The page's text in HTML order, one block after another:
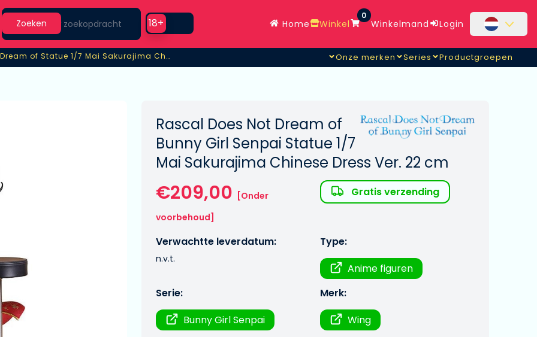
Search
Zoeken
Use setting
18+ Home Winkel
0
Winkelmand Login
of Statue 1/7 Mai Sakurajima Chinese Dress Ver.
Rascal Does Not Dream of Statue 1/7 Mai Sakurajima Chinese Dress Ver. Onze merken Series Productgroepen
Rascal Does Not Dream of
Bunny Girl Senpai Statue 1/7
Mai Sakurajima Chinese Dress Ver. 22 cm
€209,00 [Onder
voorbehoud]
Gratis verzending
Verwachtte leverdatum:
n.v.t.
Type:
Anime figuren
Serie:
Bunny Girl Senpai
Merk:
Wing